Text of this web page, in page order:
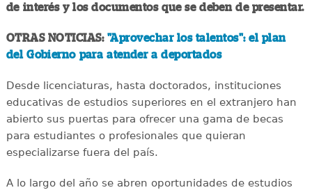
de interés y los documentos que se deben de presentar.
OTRAS NOTICIAS: "Aprovechar los talentos": el plan
del Gobierno para atender a deportados
Desde licenciaturas, hasta doctorados, instituciones
educativas de estudios superiores en el extranjero han
abierto sus puertas para ofrecer una gama de becas
para estudiantes o profesionales que quieran
especializarse fuera del país.
A lo largo del año se abren oportunidades de estudios